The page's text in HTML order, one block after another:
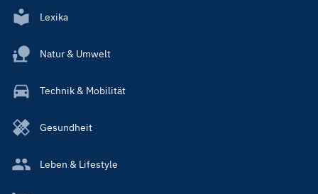
Lexika
Natur & Umwelt
Technik & Mobilität
Gesundheit
Leben & Lifestyle